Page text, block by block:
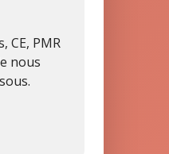
CE, PMR
nous